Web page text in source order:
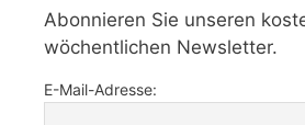
Abonnieren Sie unseren
wöchentlichen Newsletter.
E-Mail-Adresse: